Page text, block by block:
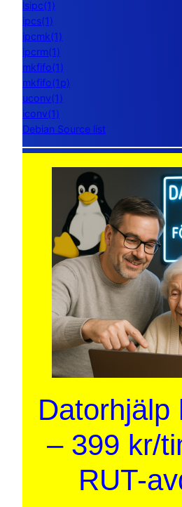
lsipc(1)
ipcs(1)
ipcmk(1)
ipcrm(1)
mkfifo(1)
mkfifo(1p)
uconv(1)
iconv(1)
Debian Source list
Datorhjälp
– 399 kr/
RUT-